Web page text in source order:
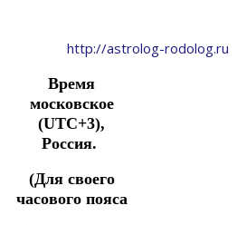
http://astrolog-rodolog.ru
Время
московское
(UTC+3),
Россия.
(Для своего
часового пояса